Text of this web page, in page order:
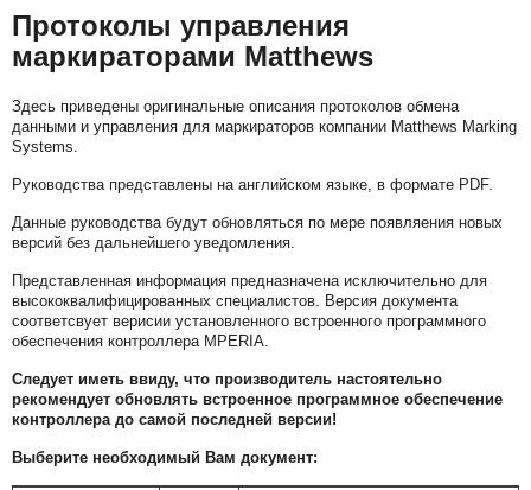
Протоколы управления
маркираторами Matthews
Здесь приведены оригинальные описания протоколов обмена
данными и управления для маркираторов компании Matthews Marking
Systems.
Руководства представлены на английском языке, в формате PDF.
Данные руководства будут обновляться по мере появляения новых
версий без дальнейшего уведомления.
Представленная информация предназначена исключительно для
высококвалифицированных специалистов. Версия документа
соответсвует верисии установленного встроенного программного
обеспечения контроллера MPERIA.
Следует иметь ввиду, что производитель настоятельно
рекомендует обновлять встроенное программное обеспечение
контроллера до самой последней версии!
Выберите необходимый Вам документ: